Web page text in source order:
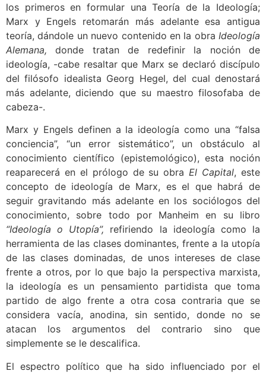
los primeros en formular una Teoría de la Ideología;
Marx y Engels retomarán más adelante esa antigua
teoría, dándole un nuevo contenido en la obra Ideología
Alemana,donde tratan de redefinir la noción de
ideología, -cabe resaltar que Marx se declaró discípulo
del filósofo idealista Georg Hegel, del cual denostará
más adelante, diciendo que su maestro filosofaba de
cabeza-.
Marx y Engels definen a la ideología como una “falsa
conciencia”, “un error sistemático”, un obstáculo al
conocimiento científico (epistemológico), esta noción
reaparecerá en el prólogo de su obraEl Capital, este
concepto de ideología de Marx, es el que habrá de
seguir gravitando más adelante en los sociólogos del
conocimiento, sobre todo por Manheim en su libro
“Ideología o Utopía”, refiriendo la ideología como la
herramienta de las clases dominantes, frente a la utopía
de las clases dominadas, de unos intereses de clase
frente a otros, por lo que bajo la perspectiva marxista,
la ideología es un pensamiento partidista que toma
partido de algo frente a otra cosa contraria que se
considera vacía, anodina, sin sentido, donde no se
atacan los argumentos del contrario sino que
simplemente se le descalifica.
El espectro político que ha sido influenciado por el